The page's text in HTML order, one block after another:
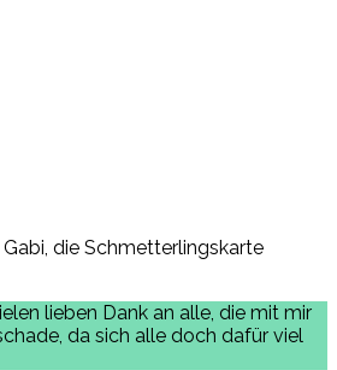
die Schmetterlingskarte
lieben Dank an alle, die mit mir
da sich alle doch dafür viel